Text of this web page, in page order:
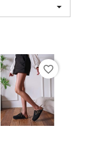

favorite_border